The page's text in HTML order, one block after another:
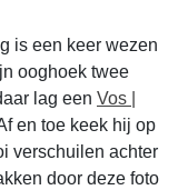
is een keer wezen
ooghoek twee
lag een Vos |
en toe keek hij op
verschuilen achter
door deze foto